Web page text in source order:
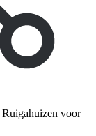
voor